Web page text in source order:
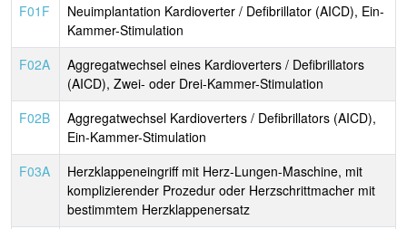
F01F
Neuimplantation Kardioverter / Defibrillator (AICD), Ein-
Kammer-Stimulation
F02A
Aggregatwechsel eines Kardioverters / Defibrillators
(AICD), Zwei- oder Drei-Kammer-Stimulation
F02B
Aggregatwechsel Kardioverters / Defibrillators (AICD),
Ein-Kammer-Stimulation
F03A
Herzklappeneingriff mit Herz-Lungen-Maschine, mit
komplizierender Prozedur oder Herzschrittmacher mit
bestimmtem Herzklappenersatz